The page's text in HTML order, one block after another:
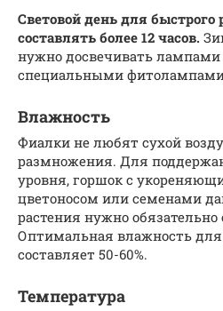
Световой день для
составлять более 12 часов.
нужно досвечивать лампами
специальными
Влажность
Фиалки не любят сухой
размножения. Для
уровня, горшок с
цветоносом или семенами
растения нужно обязательно
Оптимальная влажность
составляет 50-60%.
Температура